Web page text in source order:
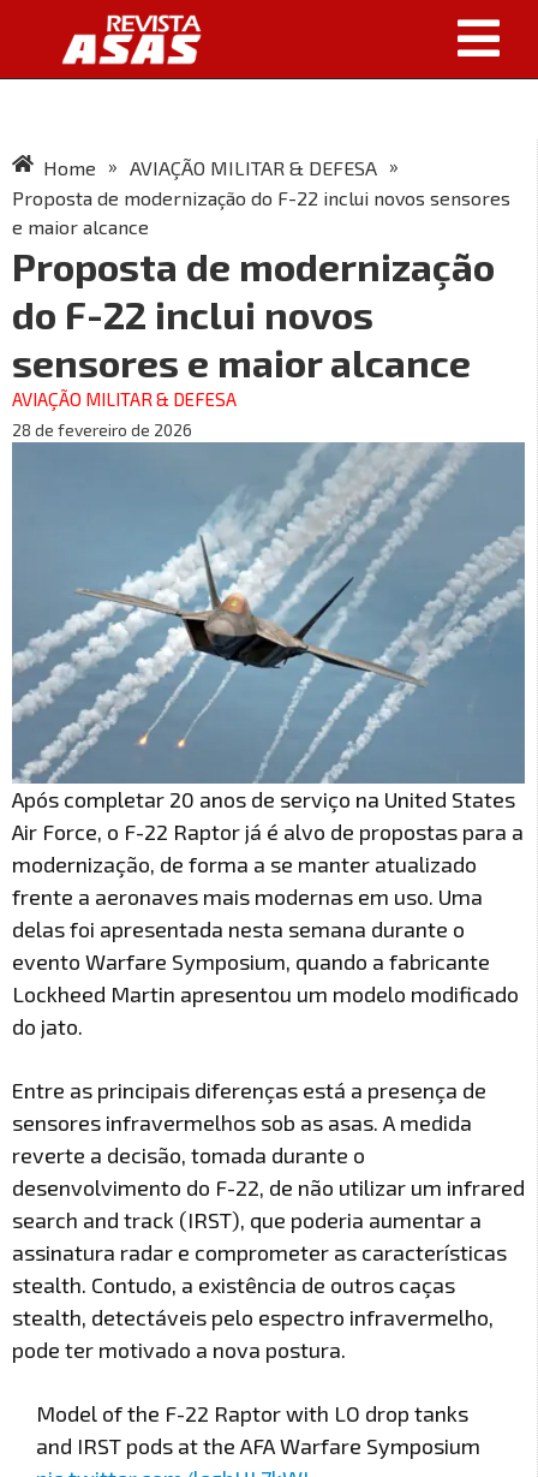
Home » AVIAÇÃO MILITAR & DEFESA »
Proposta de modernização do F-22 inclui novos sensores
e maior alcance
Proposta de modernização
do F-22 inclui novos
sensores e maior alcance
AVIAÇÃO MILITAR & DEFESA
28 de fevereiro de 2026
Após completar 20 anos de serviço na United States
Air Force, o F-22 Raptor já é alvo de propostas para a
modernização, de forma a se manter atualizado
frente a aeronaves mais modernas em uso. Uma
delas foi apresentada nesta semana durante o
evento Warfare Symposium, quando a fabricante
Lockheed Martin apresentou um modelo modificado
do jato.
Entre as principais diferenças está a presença de
sensores infravermelhos sob as asas. A medida
reverte a decisão, tomada durante o
desenvolvimento do F-22, de não utilizar um infrared
search and track (IRST), que poderia aumentar a
assinatura radar e comprometer as características
stealth. Contudo, a existência de outros caças
stealth, detectáveis pelo espectro infravermelho,
pode ter motivado a nova postura.
Model of the F-22 Raptor with LO drop tanks
and IRST pods at the AFA Warfare Symposium